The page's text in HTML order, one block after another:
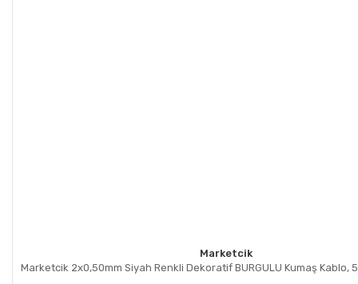
Marketcik
Marketcik 2x0,50mm Siyah Renkli Dekoratif BURGULU Kumaş Kablo,